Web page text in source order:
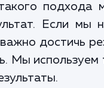
подхода
Если мы
достичь
Мы